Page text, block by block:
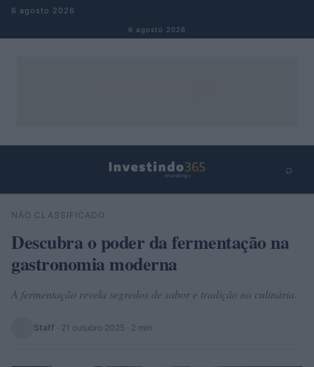
Pular para o conteúdo
6 agosto 2026
6 agosto 2026
⌕
Buscar
NÃO CLASSIFICADO
Descubra o poder da fermentação na
gastronomia moderna
A fermentação revela segredos de sabor e tradição na culinária.
Staff · 21 outubro 2025 · 2 min